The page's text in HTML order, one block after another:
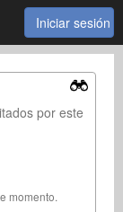
Iniciar sesión
por este
momento.